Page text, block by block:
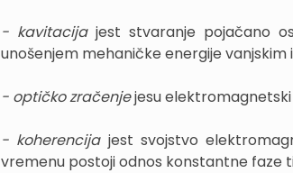
- kavitacijajest stvaranje pojačano
unošenjem mehaničke energije vanjskim
- optičko zračenjejesu elektromagnetski
- koherencijajest svojstvo
vremenu postoji odnos konstantne faze